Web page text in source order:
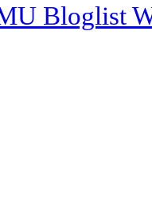
Bloglist